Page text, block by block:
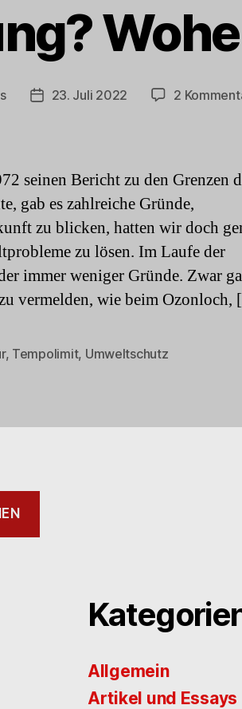
Beitragsdatum
23. Juli 2022 2
seinen Bericht zu den Grenzen
gab es zahlreiche Gründe,
zu blicken, hatten wir doch
zu lösen. Im Laufe der
immer weniger Gründe. Zwar
vermelden, wie beim
, Tempolimit, Umweltschutz
Allgemein
Artikel und Essays